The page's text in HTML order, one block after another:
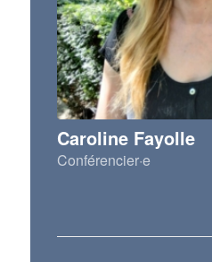
Caroline Fayolle
Conférencier·e